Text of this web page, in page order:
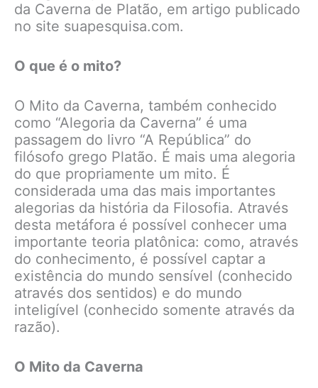
da Caverna de Platão, em artigo publicado
no site suapesquisa.com.
O que é o mito?
O Mito da Caverna, também conhecido
como “Alegoria da Caverna” é uma
passagem do livro “A República” do
filósofo grego Platão. É mais uma alegoria
do que propriamente um mito. É
considerada uma das mais importantes
alegorias da história da Filosofia. Através
desta metáfora é possível conhecer uma
importante teoria platônica: como, através
do conhecimento, é possível captar a
existência do mundo sensível (conhecido
através dos sentidos) e do mundo
inteligível (conhecido somente através da
razão).
O Mito da Caverna